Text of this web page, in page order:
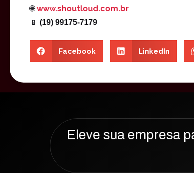
🌐www.shoutloud.com.br
📱(19) 99175-7179
Facebook LinkedIn
Eleve sua empresa